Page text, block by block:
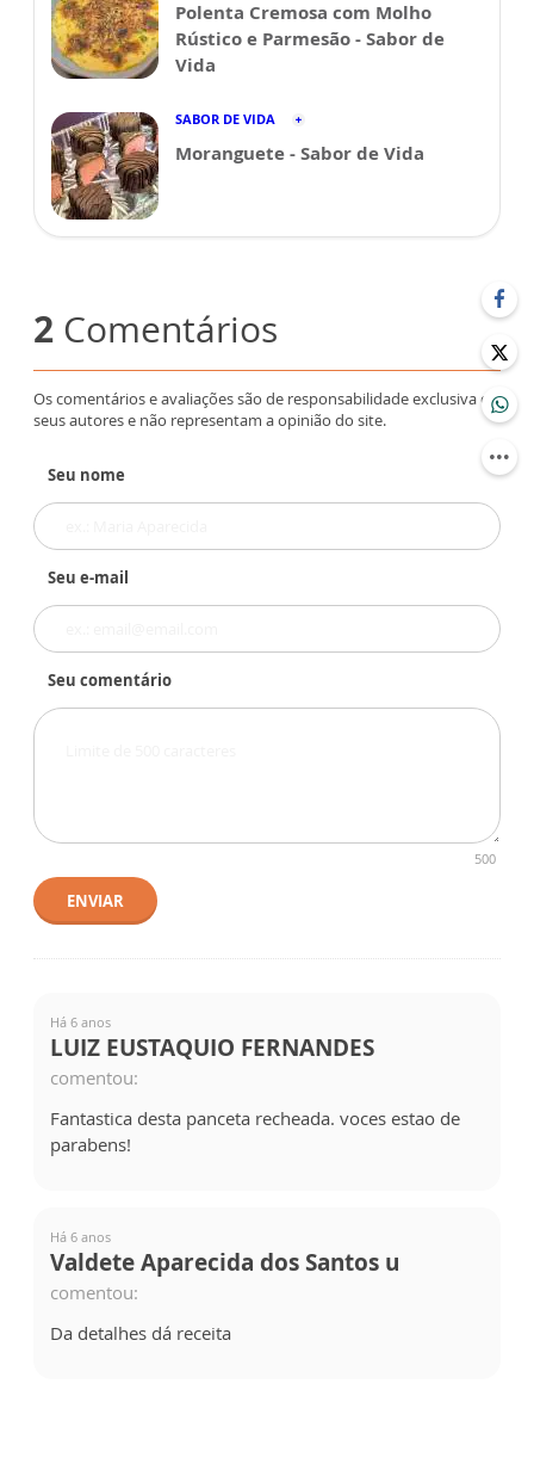
Polenta Cremosa com Molho
Rústico e Parmesão - Sabor de
Vida
SABOR DE VIDA
Moranguete - Sabor de Vida
2 Comentários
Os comentários e avaliações são de responsabilidade exclusiva de
seus autores e não representam a opinião do site.
Seu nome
Seu e-mail
Seu comentário
500
ENVIAR
Há 6 anos
LUIZ EUSTAQUIO FERNANDES
comentou:
Fantastica desta panceta recheada. voces estao de
parabens!
Há 6 anos
Valdete Aparecida dos Santos u
comentou:
Da detalhes dá receita